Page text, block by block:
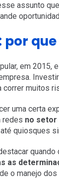
assunto
por
em 2015,
correr muitos
uma certa
redes no setor
quiosques
as
o manejo